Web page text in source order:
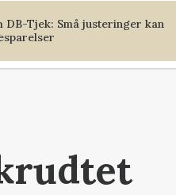
DB-Tjek: Små justeringer kan